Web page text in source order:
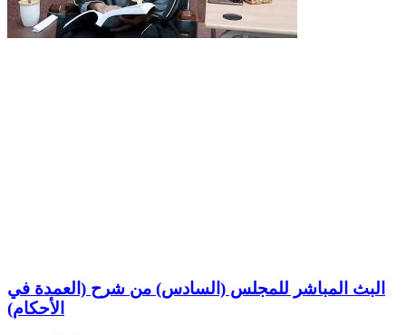
البث المباشر للمجلس (السادس) من شرح (العمدة في
الأحكام)